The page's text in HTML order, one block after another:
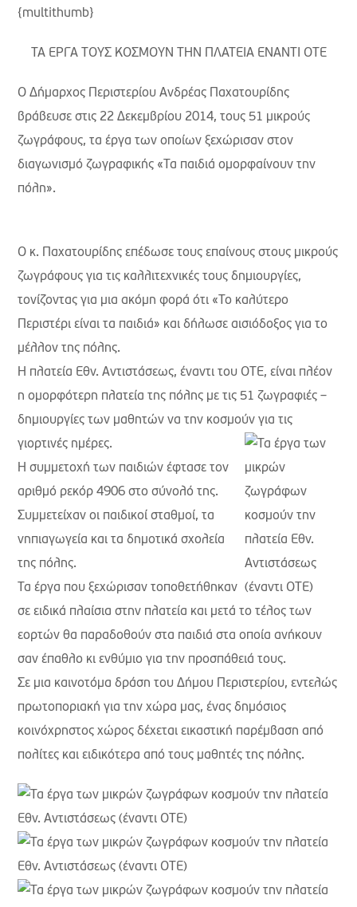
{multithumb}
ΤΑ ΕΡΓΑ ΤΟΥΣ ΚΟΣΜΟΥΝ ΤΗΝ ΠΛΑΤΕΙΑ ΕΝΑΝΤΙ ΟΤΕ
Ο Δήμαρχος Περιστερίου Ανδρέας Παχατουρίδης
βράβευσε στις 22 Δεκεμβρίου 2014, τους 51 μικρούς
ζωγράφους, τα έργα των οποίων ξεχώρισαν στον
διαγωνισμό ζωγραφικής «Τα παιδιά ομορφαίνουν την
πόλη».
Ο κ. Παχατουρίδης επέδωσε τους επαίνους στους μικρούς
ζωγράφους για τις καλλιτεχνικές τους δημιουργίες,
τονίζοντας για μια ακόμη φορά ότι «Το καλύτερο
Περιστέρι είναι τα παιδιά» και δήλωσε αισιόδοξος για το
μέλλον της πόλης.
Η πλατεία Εθν. Αντιστάσεως, έναντι του ΟΤΕ, είναι πλέον
η ομορφότερη πλατεία της πόλης με τις 51 ζωγραφιές –
δημιουργίες των μαθητών να την κοσμούν για τις
γιορτινές ημέρες.
Η συμμετοχή των παιδιών έφτασε τον
αριθμό ρεκόρ 4906 στο σύνολό της.
Συμμετείχαν οι παιδικοί σταθμοί, τα
νηπιαγωγεία και τα δημοτικά σχολεία
της πόλης.
Τα έργα που ξεχώρισαν τοποθετήθηκαν
σε ειδικά πλαίσια στην πλατεία και μετά το τέλος των
εορτών θα παραδοθούν στα παιδιά στα οποία ανήκουν
σαν έπαθλο κι ενθύμιο για την προσπάθειά τους.
Σε μια καινοτόμα δράση του Δήμου Περιστερίου, εντελώς
πρωτοποριακή για την χώρα μας, ένας δημόσιος
κοινόχρηστος χώρος δέχεται εικαστική παρέμβαση από
πολίτες και ειδικότερα από τους μαθητές της πόλης.